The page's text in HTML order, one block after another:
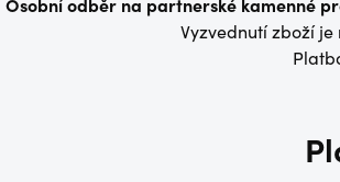
Vyzvednutí zboží je